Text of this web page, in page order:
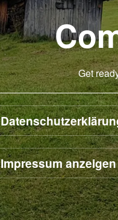
Get
Impressum anzeigen